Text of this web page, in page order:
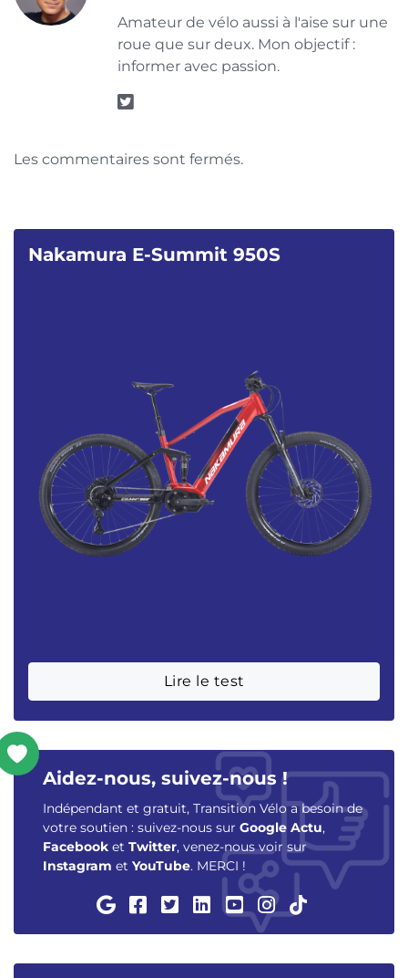
Amateur de vélo aussi à l'aise sur une
roue que sur deux. Mon objectif :
informer avec passion.
Les commentaires sont fermés.
Nakamura E-Summit 950S
Lire le test
Aidez-nous, suivez-nous !
Indépendant et gratuit, Transition Vélo a besoin de
votre soutien : suivez-nous sur Google Actu,
Facebook et Twitter, venez-nous voir sur
Instagram et YouTube. MERCI !